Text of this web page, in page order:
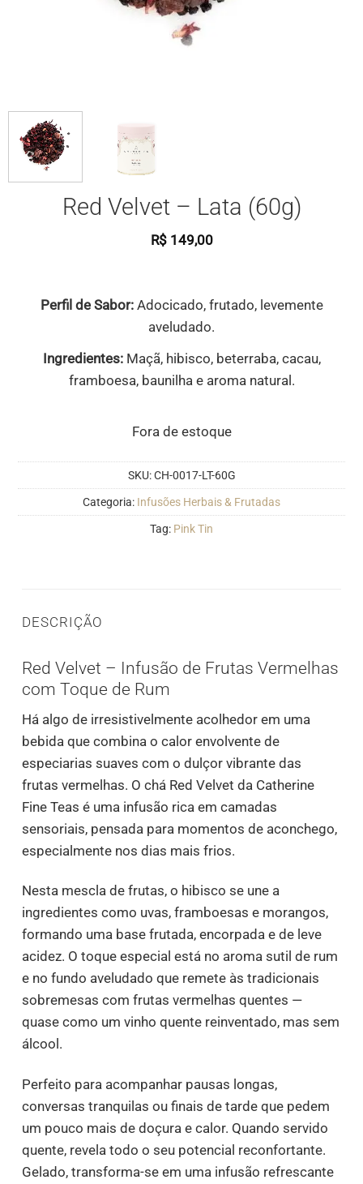
Red Velvet – Lata (60g)
R$149,00
Perfil de Sabor:Adocicado, frutado, levemente
aveludado.
Ingredientes:Maçã, hibisco, beterraba, cacau,
framboesa, baunilha e aroma natural.
Fora de estoque
SKU:CH-0017-LT-60G
Categoria: Infusões Herbais & Frutadas
Tag: Pink Tin
DESCRIÇÃO
Red Velvet – Infusão de Frutas Vermelhas
com Toque de Rum
Há algo de irresistivelmente acolhedor em uma
bebida que combina o calor envolvente de
especiarias suaves com o dulçor vibrante das
frutas vermelhas. O chá Red Velvet da Catherine
Fine Teas é uma infusão rica em camadas
sensoriais, pensada para momentos de aconchego,
especialmente nos dias mais frios.
Nesta mescla de frutas, o hibisco se une a
ingredientes como uvas, framboesas e morangos,
formando uma base frutada, encorpada e de leve
acidez. O toque especial está no aroma sutil de rum
e no fundo aveludado que remete às tradicionais
sobremesas com frutas vermelhas quentes —
quase como um vinho quente reinventado, mas sem
álcool.
Perfeito para acompanhar pausas longas,
conversas tranquilas ou finais de tarde que pedem
um pouco mais de doçura e calor. Quando servido
quente, revela todo o seu potencial reconfortante.
Gelado, transforma-se em uma infusão refrescante